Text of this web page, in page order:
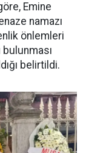
Emine
namazı
önlemleri
bulunması
belirtildi.